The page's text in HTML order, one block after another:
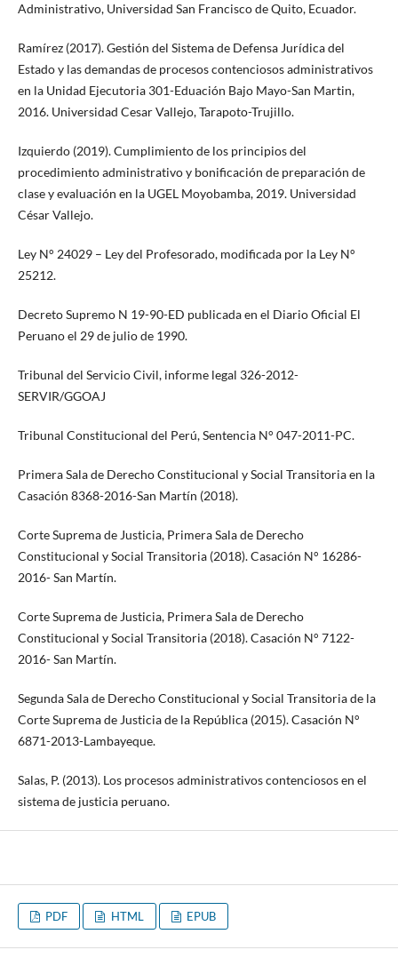
Administrativo, Universidad San Francisco de Quito, Ecuador.
Ramírez (2017). Gestión del Sistema de Defensa Jurídica del
Estado y las demandas de procesos contenciosos administrativos
en la Unidad Ejecutoria 301-Eduación Bajo Mayo-San Martin,
2016. Universidad Cesar Vallejo, Tarapoto-Trujillo.
Izquierdo (2019). Cumplimiento de los principios del
procedimiento administrativo y bonificación de preparación de
clase y evaluación en la UGEL Moyobamba, 2019. Universidad
César Vallejo.
Ley N° 24029 – Ley del Profesorado, modificada por la Ley N°
25212.
Decreto Supremo N 19-90-ED publicada en el Diario Oficial El
Peruano el 29 de julio de 1990.
Tribunal del Servicio Civil, informe legal 326-2012-
SERVIR/GGOAJ
Tribunal Constitucional del Perú, Sentencia N° 047-2011-PC.
Primera Sala de Derecho Constitucional y Social Transitoria en la
Casación 8368-2016-San Martín (2018).
Corte Suprema de Justicia, Primera Sala de Derecho
Constitucional y Social Transitoria (2018). Casación N° 16286-
2016- San Martín.
Corte Suprema de Justicia, Primera Sala de Derecho
Constitucional y Social Transitoria (2018). Casación N° 7122-
2016- San Martín.
Segunda Sala de Derecho Constitucional y Social Transitoria de la
Corte Suprema de Justicia de la República (2015). Casación N°
6871-2013-Lambayeque.
Salas, P. (2013). Los procesos administrativos contenciosos en el
sistema de justicia peruano.
PDF HTML EPUB